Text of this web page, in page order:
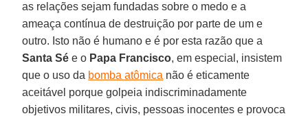
as relações sejam fundadas sobre o medo e a
ameaça contínua de destruição por parte de um e
outro. Isto não é humano e é por esta razão que a
Santa Sé e o Papa Francisco, em especial, insistem
que o uso da bomba atômica não é eticamente
aceitável porque golpeia indiscriminadamente
objetivos militares, civis, pessoas inocentes e provoca